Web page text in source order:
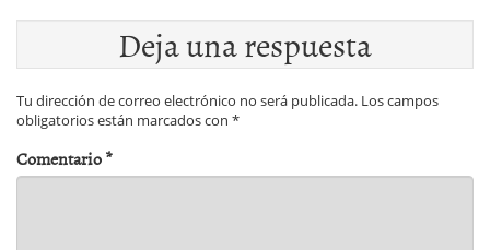
Deja una respuesta
Tu dirección de correo electrónico no será publicada. Los campos
obligatorios están marcados con *
Comentario*